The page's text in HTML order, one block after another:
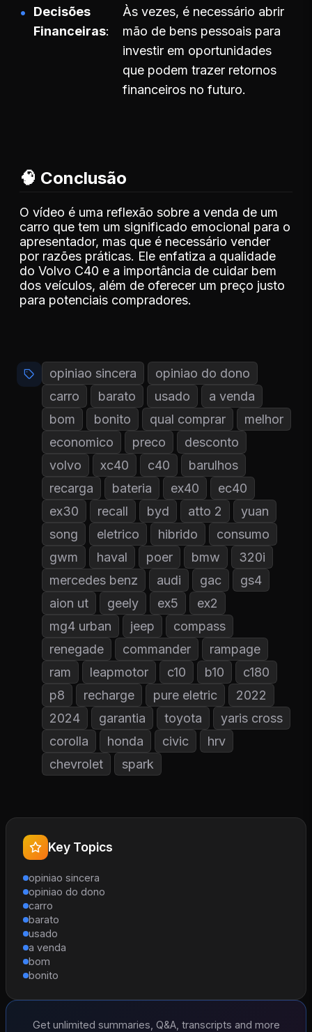
Decisões
Financeiras
Às vezes, é necessário abrir
mão de bens pessoais para
investir em oportunidades
que podem trazer retornos
financeiros no futuro.
🧠 Conclusão
O vídeo é uma reflexão sobre a venda de um
carro que tem um significado emocional para o
apresentador, mas que é necessário vender
por razões práticas. Ele enfatiza a qualidade
do Volvo C40 e a importância de cuidar bem
dos veículos, além de oferecer um preço justo
para potenciais compradores.
opiniao sincera
opiniao do dono
carro
barato usado
a venda
bom
bonito qual comprar
melhor
economico
preco
desconto
volvo
xc40 c40
barulhos
recarga
bateria ex40
ec40
ex30
recall byd atto 2
yuan
song
eletrico hibrido
consumo
gwm
haval poer bmw
320i
mercedes benz
audi gac
gs4
aion ut
geely ex5
ex2
mg4 urban
jeep
compass
renegade
commander
rampage
ram
leapmotor c10 b10
c180
p8
recharge pure eletric
2022
2024
garantia toyota
yaris cross
corolla
honda civic
hrv
chevrolet
spark
Key Topics
opiniao sincera
opiniao do dono
carro
barato
usado
a venda
bom
bonito
Get unlimited summaries, Q&A, transcripts and more